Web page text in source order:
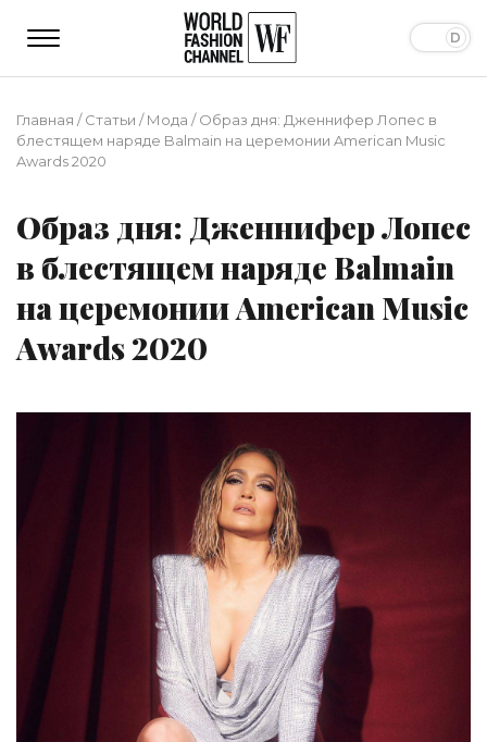
Главная /Статьи /Мода /Образ дня: Дженнифер Лопес в
блестящем наряде Balmain на церемонии American Music
Awards 2020
Образ дня: Дженнифер Лопес
в блестящем наряде Balmain
на церемонии American Music
Awards 2020